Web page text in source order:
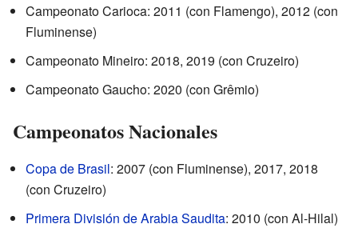
Campeonato Carioca: 2011 (con Flamengo), 2012 (con
Fluminense)
Campeonato Mineiro: 2018, 2019 (con Cruzeiro)
Campeonato Gaucho: 2020 (con Grêmio)
Campeonatos Nacionales
Copa de Brasil: 2007 (con Fluminense), 2017, 2018
(con Cruzeiro)
Primera División de Arabia Saudita: 2010 (con Al-Hilal)